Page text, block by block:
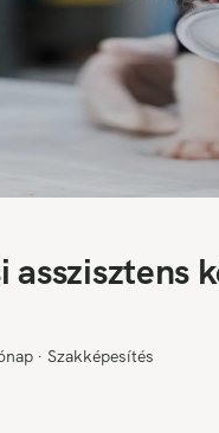
∙ Szakképesítés